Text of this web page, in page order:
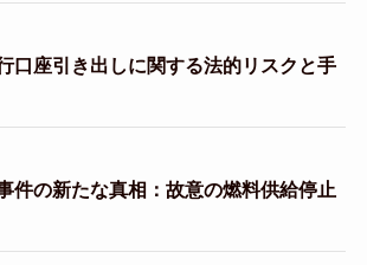
口座引き出しに関する法的リスクと手
件の新たな真相：故意の燃料供給停止